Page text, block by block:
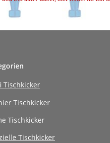
Tischkicker
Tischkicker
Tischkicker
Tischkicker